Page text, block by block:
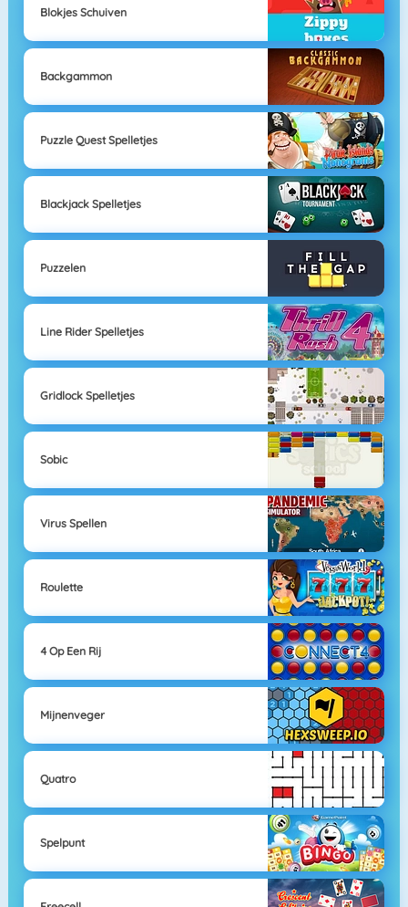
Blokjes Schuiven
Backgammon
Puzzle Quest Spelletjes
Blackjack Spelletjes
Puzzelen
Line Rider Spelletjes
Gridlock Spelletjes
Sobic
Virus Spellen
Roulette
4 Op Een Rij
Mijnenveger
Quatro
Spelpunt